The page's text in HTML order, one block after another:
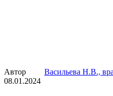
Автор
Васильева Н.В.,
08.01.2024